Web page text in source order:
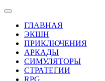
ГЛАВНАЯ
ЭКШН
ПРИКЛЮЧЕНИЯ
АРКАДЫ
СИМУЛЯТОРЫ
СТРАТЕГИИ
RPG